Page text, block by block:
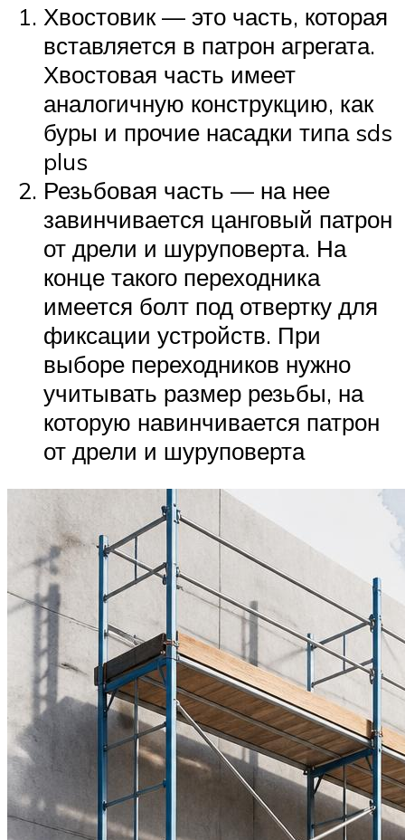
Хвостовик — это часть, которая
вставляется в патрон агрегата.
Хвостовая часть имеет
аналогичную конструкцию, как
буры и прочие насадки типа sds
plus
Резьбовая часть — на нее
завинчивается цанговый патрон
от дрели и шуруповерта. На
конце такого переходника
имеется болт под отвертку для
фиксации устройств. При
выборе переходников нужно
учитывать размер резьбы, на
которую навинчивается патрон
от дрели и шуруповерта